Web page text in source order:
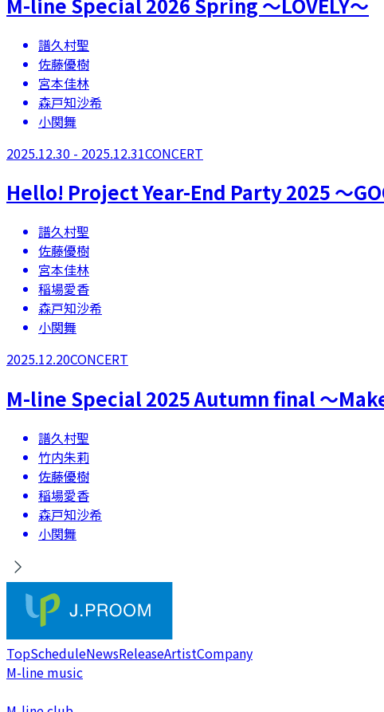
譜久村聖
佐藤優樹
宮本佳林
森戸知沙希
小関舞
2025.12.30 - 2025.12.31CONCERT
Hello! Project Year-End Party 2025 ～
譜久村聖
佐藤優樹
宮本佳林
稲場愛香
森戸知沙希
小関舞
2025.12.20CONCERT
M-line Special 2025 Autumn final 〜
譜久村聖
竹内朱莉
佐藤優樹
稲場愛香
森戸知沙希
小関舞
TopScheduleNewsReleaseArtistCompany
M-line music